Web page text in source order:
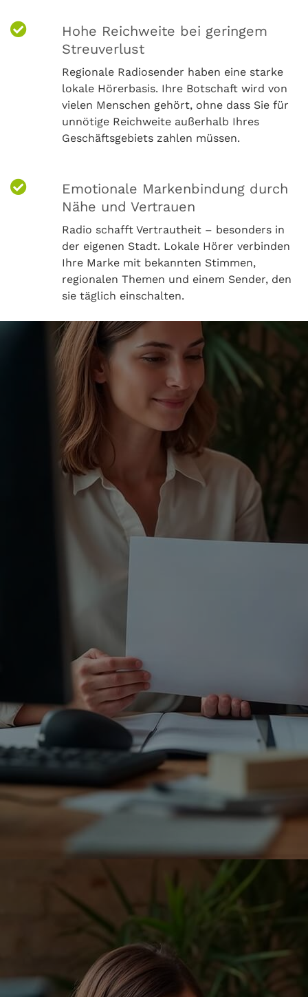
Hohe Reichweite bei geringem
Streuverlust
Regionale Radiosender haben eine starke
lokale Hörerbasis. Ihre Botschaft wird von
vielen Menschen gehört, ohne dass Sie für
unnötige Reichweite außerhalb Ihres
Geschäftsgebiets zahlen müssen.
Emotionale Markenbindung durch
Nähe und Vertrauen
Radio schafft Vertrautheit – besonders in
der eigenen Stadt. Lokale Hörer verbinden
Ihre Marke mit bekannten Stimmen,
regionalen Themen und einem Sender, den
sie täglich einschalten.